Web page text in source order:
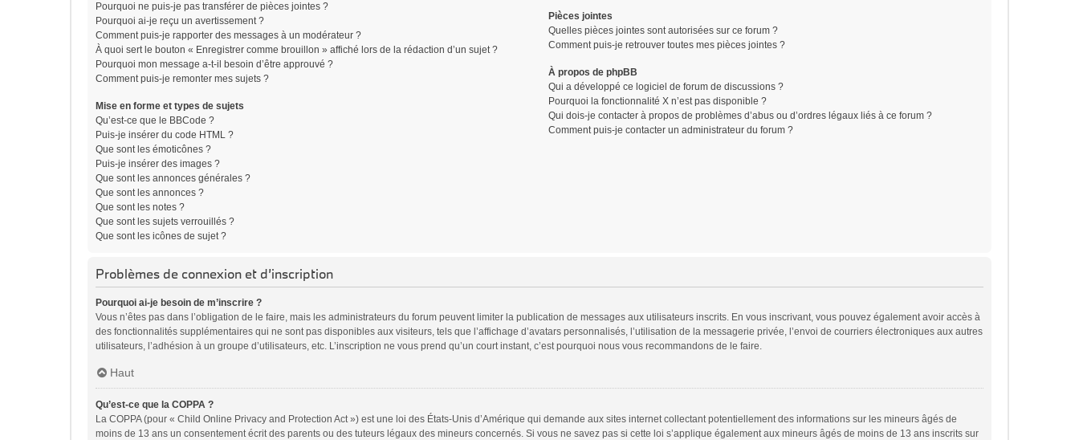
Pourquoi ne puis-je pas transférer de pièces jointes ?
Pourquoi ai-je reçu un avertissement ?
Comment puis-je rapporter des messages à un modérateur ?
À quoi sert le bouton « Enregistrer comme brouillon » affiché lors de la rédaction d’un sujet ?
Pourquoi mon message a-t-il besoin d’être approuvé ?
Comment puis-je remonter mes sujets ?
Mise en forme et types de sujets
Qu’est-ce que le BBCode ?
Puis-je insérer du code HTML ?
Que sont les émoticônes ?
Puis-je insérer des images ?
Que sont les annonces générales ?
Que sont les annonces ?
Que sont les notes ?
Que sont les sujets verrouillés ?
Que sont les icônes de sujet ?
Pièces jointes
Quelles pièces jointes sont autorisées sur ce forum ?
Comment puis-je retrouver toutes mes pièces jointes ?
À propos de phpBB
Qui a développé ce logiciel de forum de discussions ?
Pourquoi la fonctionnalité X n’est pas disponible ?
Qui dois-je contacter à propos de problèmes d’abus ou d’ordres légaux liés à ce forum ?
Comment puis-je contacter un administrateur du forum ?
Problèmes de connexion et d’inscription
Pourquoi ai-je besoin de m’inscrire ?
Vous n’êtes pas dans l’obligation de le faire, mais les administrateurs du forum peuvent limiter la publication de messages aux utilisateurs inscrits. En vous inscrivant, vous pouvez également avoir accès à
des fonctionnalités supplémentaires qui ne sont pas disponibles aux visiteurs, tels que l’affichage d’avatars personnalisés, l’utilisation de la messagerie privée, l’envoi de courriers électroniques aux autres
utilisateurs, l’adhésion à un groupe d’utilisateurs, etc. L’inscription ne vous prend qu’un court instant, c’est pourquoi nous vous recommandons de le faire.
Haut
Qu’est-ce que la COPPA ?
La COPPA (pour « Child Online Privacy and Protection Act ») est une loi des États-Unis d’Amérique qui demande aux sites internet collectant potentiellement des informations sur les mineurs âgés de
moins de 13 ans un consentement écrit des parents ou des tuteurs légaux des mineurs concernés. Si vous ne savez pas si cette loi s’applique également aux mineurs âgés de moins de 13 ans inscrits sur